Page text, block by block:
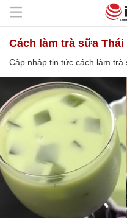
cách làm trà sữa Thái
Cập nhập tin tức cách làm trà